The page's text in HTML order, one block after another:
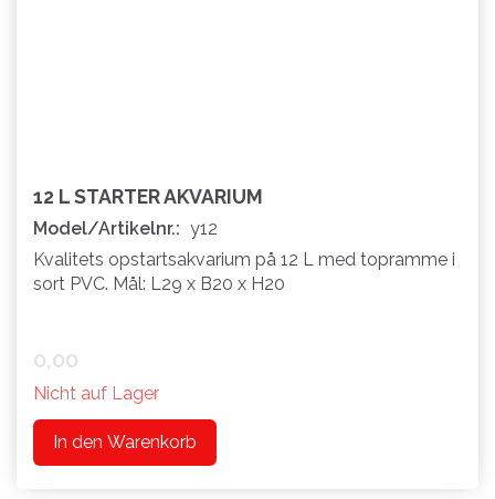
12 L STARTER AKVARIUM
Model/Artikelnr.: y12
Kvalitets opstartsakvarium på 12 L med topramme i
sort PVC. Mål: L29 x B20 x H20
0,00
Nicht auf Lager
In den Warenkorb